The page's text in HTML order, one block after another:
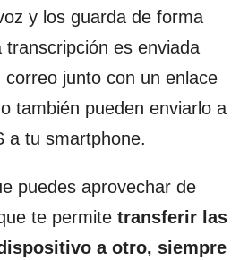
y los guarda de forma
es enviada
junto con un enlace
también pueden enviarlo a
a tu smartphone.
puedes aprovechar de
te permite transferir las
a otro, siempre